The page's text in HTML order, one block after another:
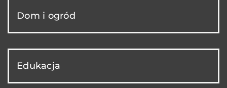
Dom i ogród
Edukacja